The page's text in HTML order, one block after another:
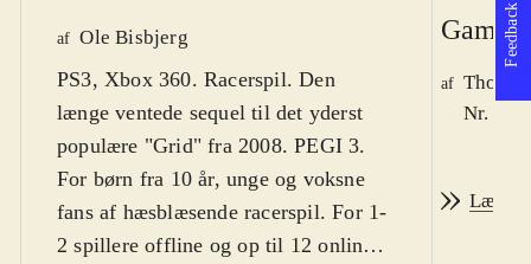
af Ole Bisbjerg
PS3, Xbox 360. Racerspil. Den
længe ventede sequel til det yderst
populære "Grid" fra 2008. PEGI 3.
For børn fra 10 år, unge og voksne
fans af hæsblæsende racerspil. For 1-
2 spillere offline og op til 12 online.
Game
af
Nr.
Læs
Feedback